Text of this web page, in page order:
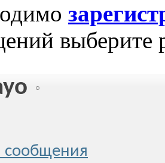
выберите
сообщения